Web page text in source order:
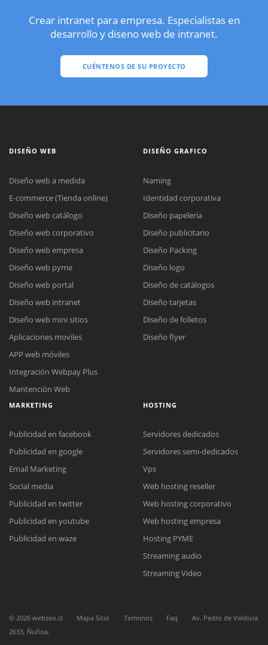
Crear intranet para empresa. Especialistas en
desarrollo y diseno web de intranet.
CUÉNTENOS DE SU PROYECTO
Reunión online
Nuestros ejecutivos le enviarán un correo electrónico con el enlace a
Meet para la reunión online.
Cotización
Todos nuestros ejecutivos están fuera de línea. Complete el formulario
DISEÑO WEB
Diseño web a medida
E-commerce (Tienda online)
Diseño web catálogo
Diseño web corporativo
Diseño web empresa
Diseño web pyme
Diseño web portal
Diseño web intranet
Diseño web mini sitios
Aplicaciones moviles
APP web móviles
Integración Webpay Plus
Mantención Web
DISEÑO GRAFICO
Naming
Identidad corporativa
Diseño papelería
Diseño publicitario
Diseño Packing
Diseño logo
Diseño de catálogos
Diseño tarjetas
Diseño de folletos
Diseño flyer
MARKETING
Publicidad en facebook
Publicidad en google
Email Marketing
Social media
Publicidad en twitter
Publicidad en youtube
Publicidad en waze
HOSTING
Servidores dedicados
Servidores semi-dedicados
Vps
Web hosting reseller
Web hosting corporativo
Web hosting empresa
Hosting PYME
Streaming audio
Streaming Video
© 2026 webseo.cl Mapa Sitio Terminos Faq
Av. Pedro de Valdivia
2633, Ñuñoa.